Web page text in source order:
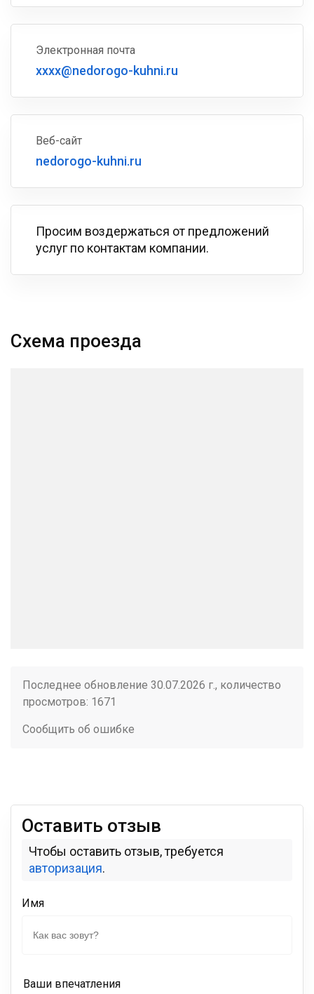
Электронная почта
xxxx@nedorogo-kuhni.ru
Веб-сайт
nedorogo-kuhni.ru
Просим воздержаться от предложений
услуг по контактам компании.
Схема проезда
Последнее обновление 30.07.2026 г., количество
просмотров: 1671
Сообщить об ошибке
Оставить отзыв
Чтобы оставить отзыв, требуется
авторизация.
Имя
Ваши впечатления